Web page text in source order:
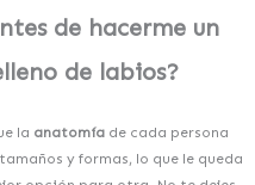
de hacerme un
de labios?
la anatomía de cada persona
y formas, lo que le queda